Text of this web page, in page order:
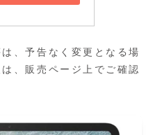
、予告なく変更となる場
、販売ページ上でご確認